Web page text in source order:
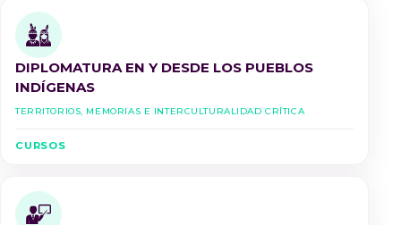
DIPLOMATURA EN Y DESDE LOS PUEBLOS
INDÍGENAS
Territorios, Memorias e Interculturalidad Crítica
CURSOS